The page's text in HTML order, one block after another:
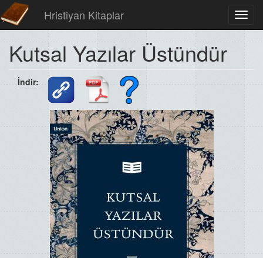
Hristiyan Kitaplar
Kutsal Yazılar Üstündür
İndir: